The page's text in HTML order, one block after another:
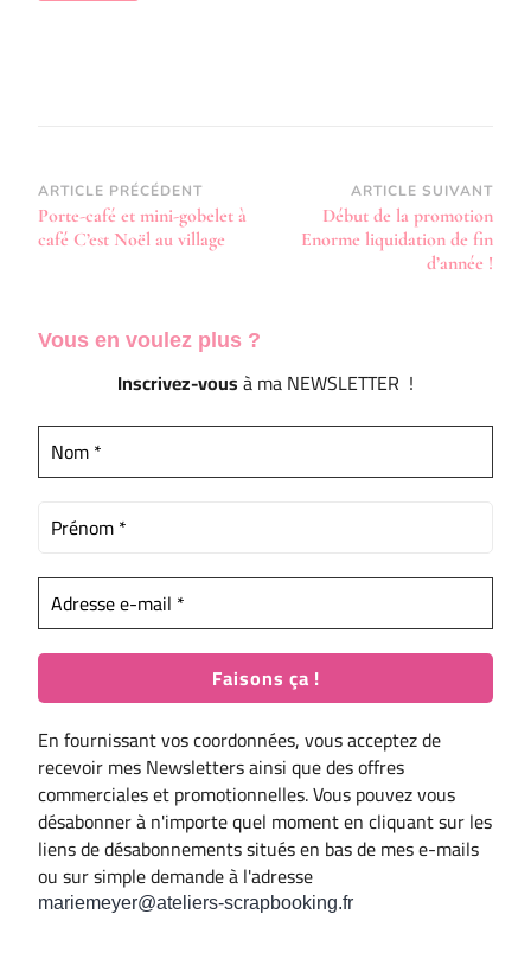
Navigation
d’article
ARTICLE PRÉCÉDENT
Porte-café et mini-gobelet à
café C’est Noël au village
ARTICLE SUIVANT
Début de la promotion
Enorme liquidation de fin
d’année !
Vous en voulez plus ?
Inscrivez-vousà ma NEWSLETTER !
En fournissant vos coordonnées, vous acceptez de
recevoir mes Newsletters ainsi que des offres
commerciales et promotionnelles. Vous pouvez vous
désabonner à n'importe quel moment en cliquant sur les
liens de désabonnements situés en bas de mes e-mails
ou sur simple demande à l'adresse
mariemeyer@ateliers-scrapbooking.fr